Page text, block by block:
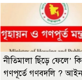
নীতিমালা ছিঁড়ে ফেলে’ কি
গণপূর্তে গণবদলি ? আইন